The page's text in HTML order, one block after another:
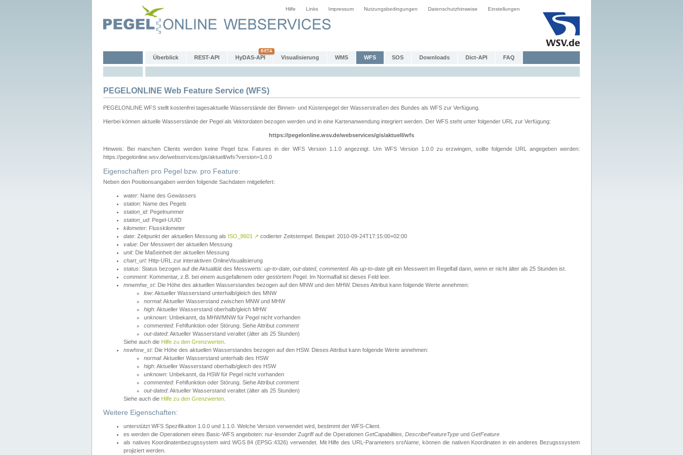
Hilfe Links Impressum Nutzungsbedingungen Datenschutzhinweise Einstellungen
Überblick REST-API HyDAS-API Visualisierung WMS WFS SOS Downloads Dict-API FAQ
PEGELONLINE Web Feature Service (WFS)
PEGELONLINE WFS stellt kostenfrei tagesaktuelle Wasserstände der Binnen- und Küstenpegel der Wasserstraßen des Bundes als WFS zur Verfügung.
Hierbei können aktuelle Wasserstände der Pegel als Vektordaten bezogen werden und in eine Kartenanwendung integriert werden. Der WFS steht unter folgender URL zur Verfügung:
https://pegelonline.wsv.de/webservices/gis/aktuell/wfs
Hinweis: Bei manchen Clients werden keine Pegel bzw. Fatures in der WFS Version 1.1.0 angezeigt. Um WFS Version 1.0.0 zu erzwingen, sollte folgende URL angegeben werden:
https://pegelonline.wsv.de/webservices/gis/aktuell/wfs?version=1.0.0
Eigenschaften pro Pegel bzw. pro Feature:
Neben den Positionsangaben werden folgende Sachdaten mitgeliefert:
water: Name des Gewässers
station: Name des Pegels
station_id: Pegelnummer
station_ud: Pegel-UUID
kilometer: Flusskilometer
date: Zeitpunkt der aktuellen Messung als ISO_8601 ↗ codierter Zeitstempel. Beispiel: 2010-09-24T17:15:00+02:00
value: Der Messwert der aktuellen Messung
unit: Die Maßeinheit der aktuellen Messung
chart_url: Http-URL zur interaktiven OnlineVisualisierung
status: Status bezogen auf die Aktualität des Messwerts: up-to-date out-dated, commented. Als up-to-date gilt ein Messwert im Regelfall dann, wenn er nicht älter als 25 Stunden ist.
comment: Kommentar, z.B. bei einem ausgefallenem oder gestörtem Pegel. Im Normalfall ist dieses Feld leer.
mnwmhw_st: Die Höhe des aktuellen Wasserstandes bezogen auf den MNW und den MHW. Dieses Attribut kann folgende Werte annehmen:
low: Aktueller Wasserstand unterhalb/gleich des MNW
normal: Aktueller Wasserstand zwischen MNW und MHW
high: Aktueller Wasserstand oberhalb/gleich MHW
unknown: Unbekannt, da MHW/MNW für Pegel nicht vorhanden
commented: Fehlfunktion oder Störung. Siehe Attribut comment
out-dated: Aktueller Wasserstand veraltet (älter als 25 Stunden)
Siehe auch die Hilfe zu den Grenzwerten
nswhsw_st: Die Höhe des aktuellen Wasserstandes bezogen auf den HSW. Dieses Attribut kann folgende Werte annehmen:
normal: Aktueller Wasserstand unterhalb des HSW
high: Aktueller Wasserstand oberhalb/gleich des HSW
unknown: Unbekannt, da HSW für Pegel nicht vorhanden
commented: Fehlfunktion oder Störung. Siehe Attribut comment
out-dated: Aktueller Wasserstand veraltet (älter als 25 Stunden)
Siehe auch die Hilfe zu den Grenzwerten
Weitere Eigenschaften:
unterstützt WFS Spezifikation 1.0.0 und 1.1.0. Welche Version verwendet wird, bestimmt der WFS-Client.
es werden die Operationen eines Basic-WFS angeboten: nur-lesender Zugriff auf die Operationen GetCapabilities DescribeFeatureType und GetFeature
als natives Koordinatenbezugssystem wird WGS 84 (EPSG:4326) verwendet. Mit Hilfe des URL-ParameterssrsName , können die nativen Koordinaten in ein anderes Bezugsssystem
projiziert werden.